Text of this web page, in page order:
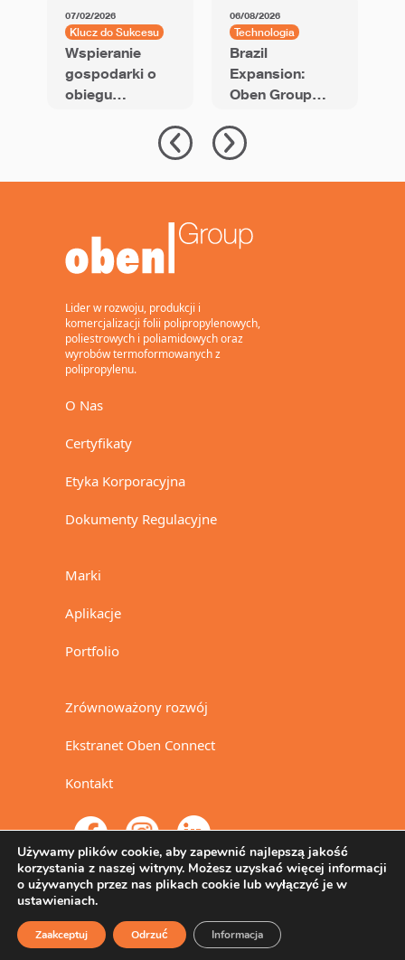
07/02/2026
Klucz do Sukcesu
Wspieranie
gospodarki o
obiegu
opakowaniach
dzięki folii
dodatkiem PCR
06/08/2026
Technologia
Brazil
Expansion:
Oben Group
Agreement for
New 12-Meter
BOPP Line with
Lider w rozwoju, produkcji i
komercjalizacji folii polipropylenowych,
poliestrowych i poliamidowych oraz
wyrobów termoformowanych z
polipropylenu.
O Nas
Certyfikaty
Etyka Korporacyjna
Dokumenty Regulacyjne
Marki
Aplikacje
Portfolio
Zrównoważony rozwój
Ekstranet Oben Connect
Kontakt
® 2024-2025 Oben Group. Wszelkie prawa zastrzeżone
Używamy plików cookie, aby zapewnić najlepszą jakość
korzystania z naszej witryny. Możesz uzyskać więcej informacji
o używanych przez nas plikach cookie lub wyłączyć je w
ustawieniach.
Zaakceptuj Odrzuć Informacja